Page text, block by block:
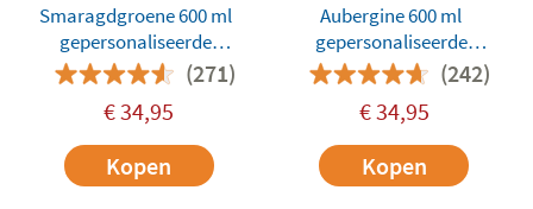
Smaragdgroene 600 ml
gepersonaliseerde
Runbott-fles(271)
€34,95
Kopen
Aubergine 600 ml
gepersonaliseerde
Runbott-fles(242)
€34,95
Kopen